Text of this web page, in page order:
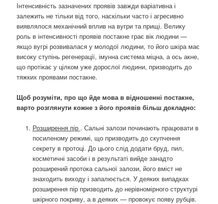
Інтенсивність зазначених проявів завжди варіативна і
залежить не тільки від того, наскільки часто і агресивно
виявлялося механічний вплив на вугри та прищі. Велику
роль в інтенсивності проявів постакне грає вік людини —
якщо вугрі розвивалася у молодої людини, то його шкіра має
високу ступінь регенерації, імунна система міцна, а ось акне,
що протікає у цілком уже дорослої людини, призводить до
тяжких проявами постакне.
Щоб розуміти, про що йде мова в відношенні постакне,
варто розглянути кожне з його проявів більш докладно:
Розширення пір . Сальні залози починають працювати в
посиленому режимі, що призводить до скупчення
секрету в протоці. До цього слід додати бруд, пил,
косметичні засоби і в результаті вийде занадто
розширений протока сальної залози, його вміст не
знаходить виходу і запалюється. У деяких випадках
розширення пір призводить до нерівномірного структурі
шкірного покриву, а в деяких — провокує появу рубців.